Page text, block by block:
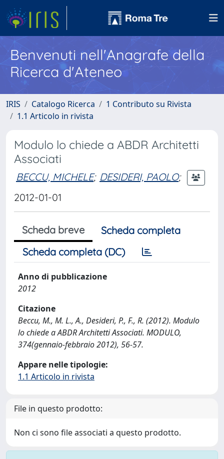
Benvenuti nell'Anagrafe della
Ricerca d'Ateneo
IRIS Catalogo Ricerca
1 Contributo su Rivista
1.1 Articolo in rivista
Modulo lo chiede a ABDR Architetti
Associati
BECCU, MICHELE; DESIDERI, PAOLO;
2012-01-01
Scheda breve
Scheda completa
Scheda completa (DC)
Anno di pubblicazione
2012
Citazione
Beccu, M., M. L., A., Desideri, P., F., R. (2012). Modulo
lo chiede a ABDR Architetti Associati. MODULO,
374(gennaio-febbraio 2012), 56-57.
Appare nelle tipologie:
1.1 Articolo in rivista
File in questo prodotto:
Non ci sono file associati a questo prodotto.